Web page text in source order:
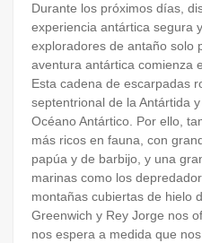
Durante los próximos días,
experiencia antártica segura
exploradores de antaño solo
aventura antártica comienza
Esta cadena de escarpadas
septentrional de la Antártida
Océano Antártico. Por ello,
más ricos en fauna, con
papúa y de barbijo, y una
marinas como los
montañas cubiertas de hielo
Greenwich y Rey Jorge nos
nos espera a medida que